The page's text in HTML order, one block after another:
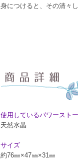
身につけると、その清々
使用しているパワースト
天然水晶
サイズ
約76㎜×47㎜×31㎜